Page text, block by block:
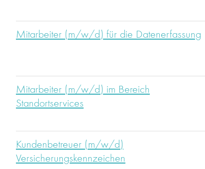
Mitarbeiter (m/w/d) für die Datenerfassung
Mitarbeiter (m/w/d) im Bereich
Standortservices
Kundenbetreuer (m/w/d)
Versicherungskennzeichen